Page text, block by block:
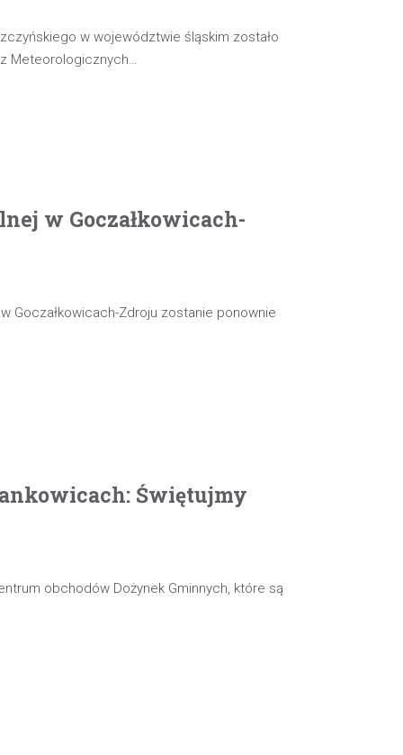
w województwie śląskim zostało
Meteorologicznych…
w Goczałkowicach-
Goczałkowicach-Zdroju zostanie ponownie
Świętujmy
obchodów Dożynek Gminnych, które są